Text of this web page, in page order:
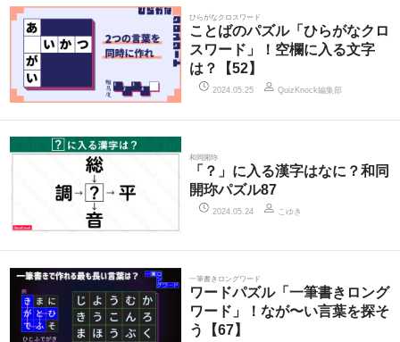
ひらがなクロスワード
ことばのパズル「ひらがなクロ
スワード」！空欄に入る文字
は？【52】
2024.05.25 QuizKnock編集部
和同開珎
「？」に入る漢字はなに？和同
開珎パズル87
2024.05.24 こゆき
一筆書きロングワード
ワードパズル「一筆書きロング
ワード」！なが〜い言葉を探そ
う【67】